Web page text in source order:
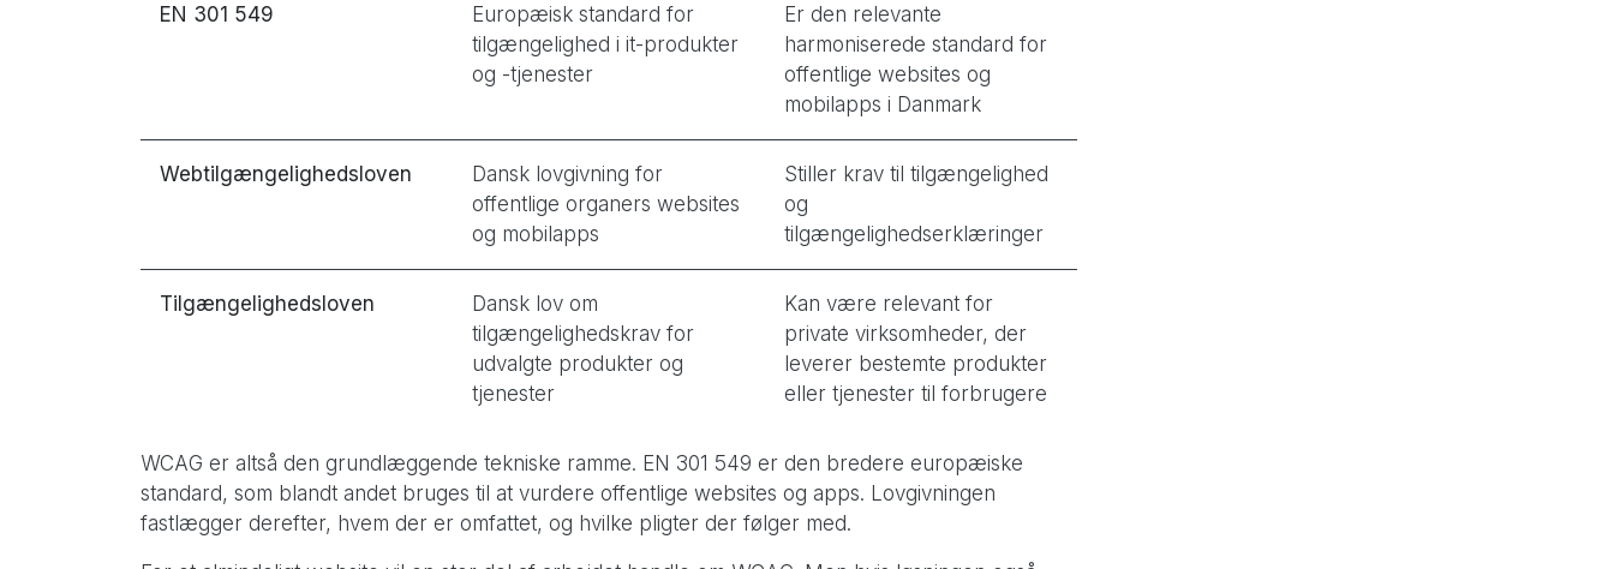
EN 301 549
Europæisk standard for
tilgængelighed i it-produkter
og -tjenester
Er den relevante
harmoniserede standard for
offentlige websites og
mobilapps i Danmark
Webtilgængelighedsloven
Dansk lovgivning for
offentlige organers websites
og mobilapps
Stiller krav til tilgængelighed
og
tilgængelighedserklæringer
Tilgængelighedsloven
Dansk lov om
tilgængelighedskrav for
udvalgte produkter og
tjenester
Kan være relevant for
private virksomheder, der
leverer bestemte produkter
eller tjenester til forbrugere
WCAG er altså den grundlæggende tekniske ramme. EN 301 549 er den bredere europæiske
standard, som blandt andet bruges til at vurdere offentlige websites og apps. Lovgivningen
fastlægger derefter, hvem der er omfattet, og hvilke pligter der følger med.